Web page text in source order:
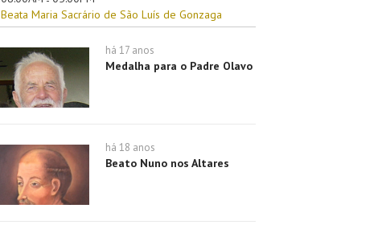
Beata Maria Sacrário de São Luís de Gonzaga
há 17 anos
Medalha para o Padre Olavo
há 18 anos
Beato Nuno nos Altares